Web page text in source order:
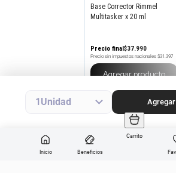
Inicio Beneficios
Carrito
1
Base Corrector Rimmel
Multitasker x 20 ml
Precio final$37.990
Precio sin impuestos nacionales $31.397
Agregar producto